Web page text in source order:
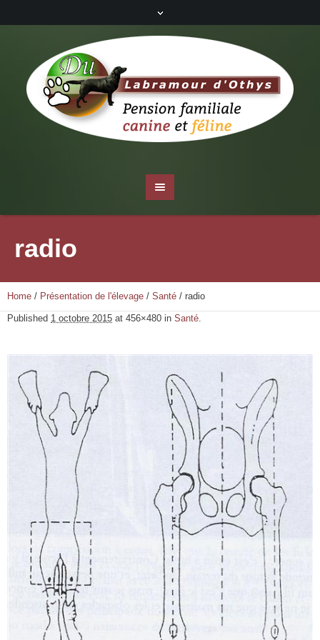
radio
Home / Présentation de l'élevage / Santé / radio
Published 1 octobre 2015 at 456×480 in Santé.